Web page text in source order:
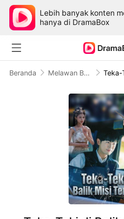
Lebih banyak konten
hanya di DramaBox
Beranda Melawan Balik